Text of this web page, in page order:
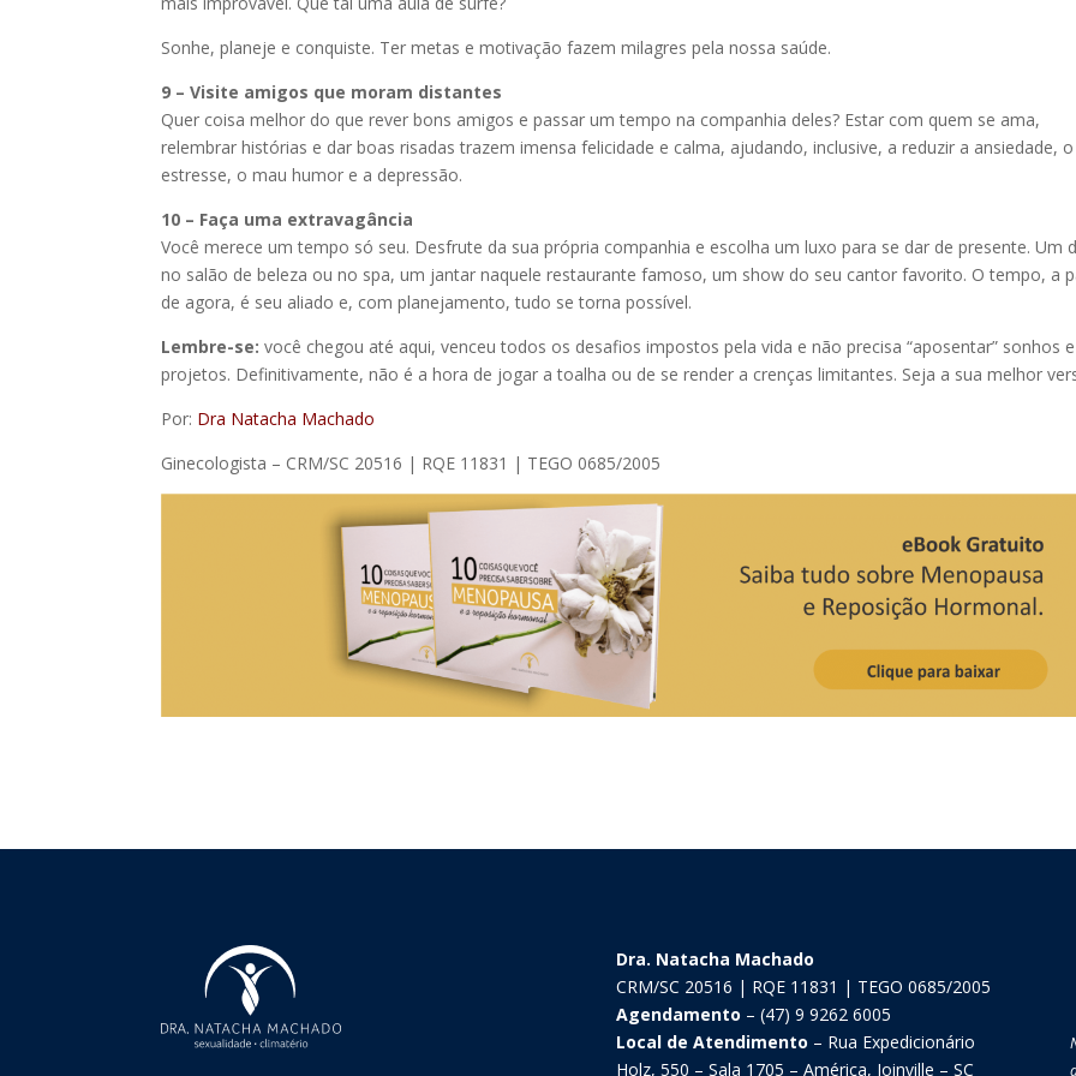
Sonhe, planeje e conquiste. Ter metas e motivação fazem milagres pela nossa saúde.
9 – Visite amigos que moram distantes
Quer coisa melhor do que rever bons amigos e passar um tempo na companhia deles? Estar com quem se ama,
relembrar histórias e dar boas risadas trazem imensa felicidade e calma, ajudando, inclusive, a reduzir a ansiedade, o
estresse, o mau humor e a depressão.
10 – Faça uma extravagância
Você merece um tempo só seu. Desfrute da sua própria companhia e escolha um luxo para se dar de presente. Um
no salão de beleza ou no spa, um jantar naquele restaurante famoso, um show do seu cantor favorito. O tempo, a
de agora, é seu aliado e, com planejamento, tudo se torna possível.
Lembre-se: você chegou até aqui, venceu todos os desafios impostos pela vida e não precisa “aposentar” sonhos e
projetos. Definitivamente, não é a hora de jogar a toalha ou de se render a crenças limitantes. Seja a sua melhor
Por: Dra Natacha Machado
Ginecologista – CRM/SC 20516 | RQE 11831 | TEGO 0685/2005
Dra. Natacha Machado
CRM/SC 20516 | RQE 11831 | TEGO 0685/2005
Agendamento – (47) 9 9262 6005
Local de Atendimento – Rua Expedicionário
Holz, 550 – Sala 1705 – América, Joinville – SC